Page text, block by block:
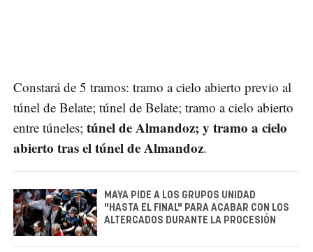
Constará de 5 tramos: tramo a cielo abierto previo al
túnel de Belate; túnel de Belate; tramo a cielo abierto
entre túneles; túnel de Almandoz; y tramo a cielo
abierto tras el túnel de Almandoz.
MAYA PIDE A LOS GRUPOS UNIDAD
"HASTA EL FINAL" PARA ACABAR CON LOS
ALTERCADOS DURANTE LA PROCESIÓN